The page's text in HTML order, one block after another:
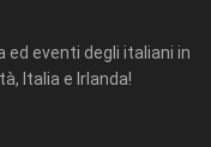
eventi degli italiani in
Italia e Irlanda!